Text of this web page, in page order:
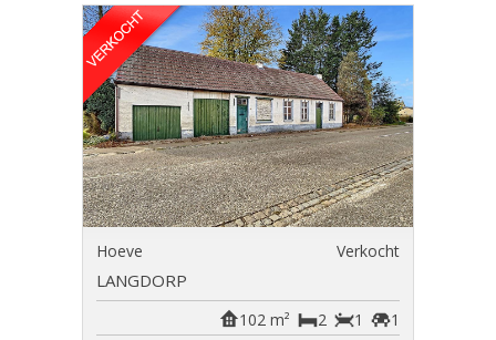
Hoeve Verkocht
LANGDORP
1
1
2
102 m²